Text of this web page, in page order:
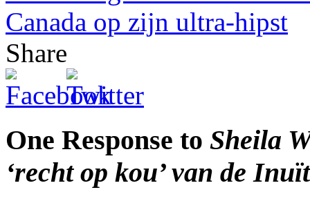
Canada op zijn ultra-hipst
Share
One Response to Sheila
‘recht op kou’ van de Inuït